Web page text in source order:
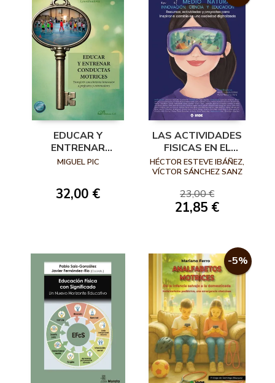
EDUCAR Y
ENTRENAR
CONDUCTAS
MIGUEL PIC
32,00 €
LAS ACTIVIDADES
FISICAS EN EL
MEDIO NATURAL,
INNOVACION
EDUCACIÓN
HÉCTOR ESTEVE IBÁÑEZ,
VÍCTOR SÁNCHEZ SANZ
23,00 €
21,85 €
-5%